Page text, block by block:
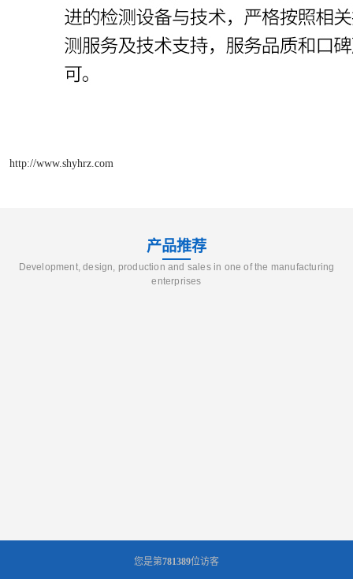
http://www.shyhrz.com
产品推荐
Development, design, production and sales in one of the manufacturing
enterprises
您是第781389位访客